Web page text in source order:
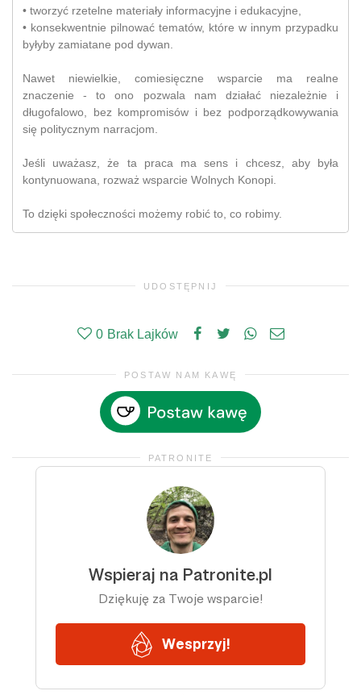
• tworzyć rzetelne materiały informacyjne i edukacyjne,
• konsekwentnie pilnować tematów, które w innym przypadku
byłyby zamiatane pod dywan.
Nawet niewielkie, comiesięczne wsparcie ma realne
znaczenie - to ono pozwala nam działać niezależnie i
długofalowo, bez kompromisów i bez podporządkowywania
się politycznym narracjom.
Jeśli uważasz, że ta praca ma sens i chcesz, aby była
kontynuowana, rozważ wsparcie Wolnych Konopi.
To dzięki społeczności możemy robić to, co robimy.
UDOSTĘPNIJ
0 Brak Lajków
POSTAW NAM KAWĘ
PATRONITE